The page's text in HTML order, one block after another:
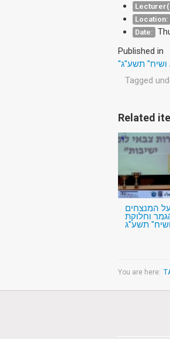
Location:
Date:
Published in
ושיח" תשע"ג
Tagged
Related
המנצחים
וחלוקת
תשע"ג
You are here: